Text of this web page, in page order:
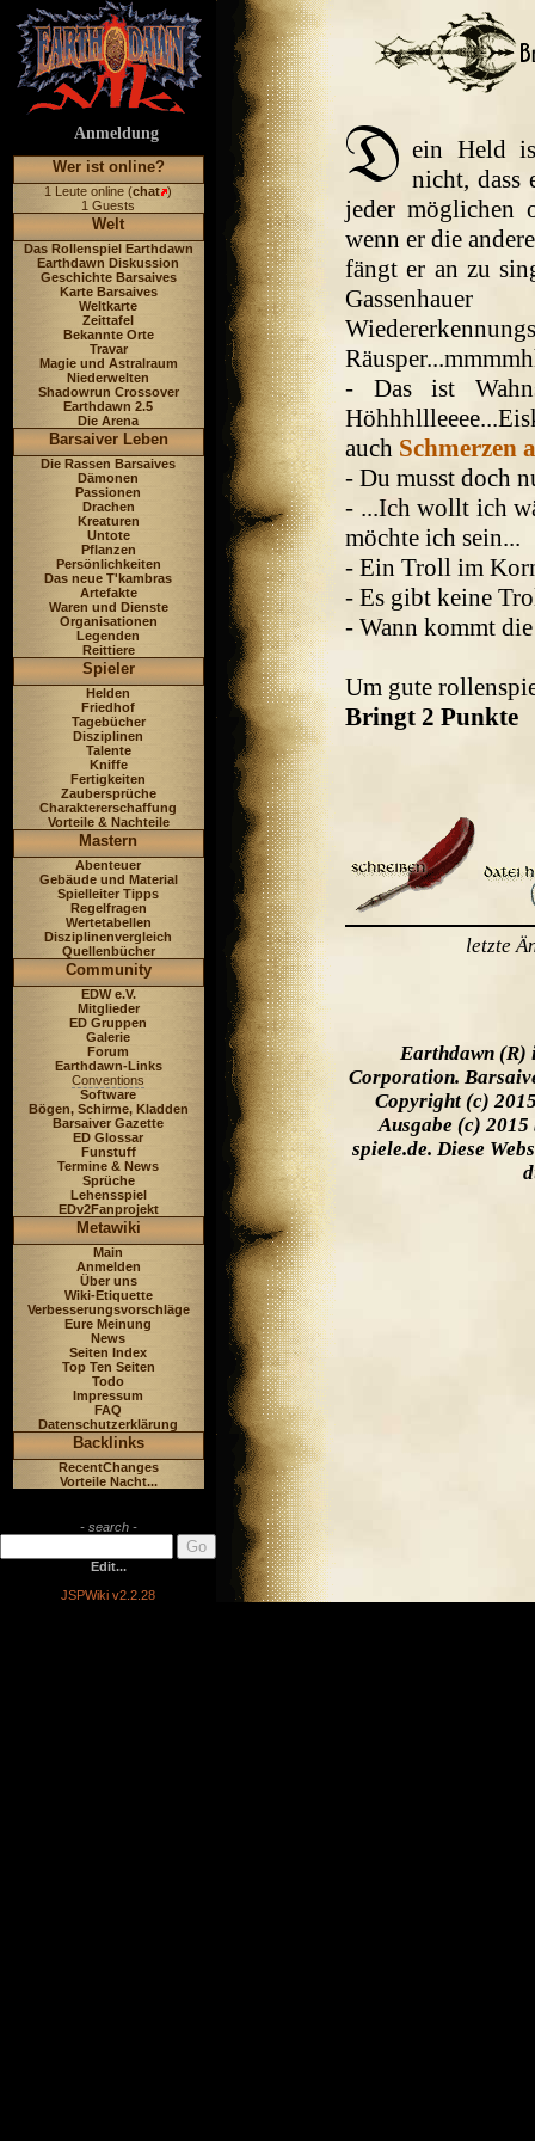
Anmeldung
Wer ist online?
1 Leute online (chat )
1 Guests
Welt
Das Rollenspiel Earthdawn
Earthdawn Diskussion
Geschichte Barsaives
Karte Barsaives
Weltkarte
Zeittafel
Bekannte Orte
Travar
Magie und Astralraum
Niederwelten
Shadowrun Crossover
Earthdawn 2.5
Die Arena
Barsaiver Leben
Die Rassen Barsaives
Dämonen
Passionen
Drachen
Kreaturen
Untote
Pflanzen
Persönlichkeiten
Das neue T'kambras
Artefakte
Waren und Dienste
Organisationen
Legenden
Reittiere
Spieler
Helden
Friedhof
Tagebücher
Disziplinen
Talente
Kniffe
Fertigkeiten
Zaubersprüche
Charaktererschaffung
Vorteile & Nachteile
Mastern
Abenteuer
Gebäude und Material
Spielleiter Tipps
Regelfragen
Wertetabellen
Disziplinenvergleich
Quellenbücher
Community
EDW e.V.
Mitglieder
ED Gruppen
Galerie
Forum
Earthdawn-Links
Conventions
Software
Bögen, Schirme, Kladden
Barsaiver Gazette
ED Glossar
Funstuff
Termine & News
Sprüche
Lehensspiel
EDv2Fanprojekt
Metawiki
Main
Anmelden
Über uns
Wiki-Etiquette
Verbesserungsvorschläge
Eure Meinung
News
Seiten Index
Top Ten Seiten
Todo
Impressum
FAQ
Datenschutzerklärung
Backlinks
RecentChanges
Vorteile Nacht...
- search -
Edit...
JSPWiki v2.2.28
ein Held
nicht, dass
jeder möglichen
wenn er die
fängt er an zu
- Das ist
auch Schmerzen
- Du musst doch
- ...Ich wollt ich
möchte ich sein...
- Ein Troll im
- Es gibt keine
- Wann kommt
Um gute
Bringt 2 Punkte
letzte
Earthdawn (R)
Corporation.
Copyright (c)
Ausgabe (c) 2015
spiele.de. Diese